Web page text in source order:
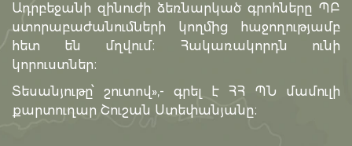
Ադրբեջանի զինուժի ձեռնարկած գրոհները ՊԲ
ստորաբաժանումների կողմից հաջողությամբ
հետ են մղվում։ Հակառակորդն ունի
կորուստներ։
Տեսանյութը՝ շուտով»,- գրել է ՀՀ ՊՆ մամուլի
քարտուղար Շուշան Ստեփանյանը։